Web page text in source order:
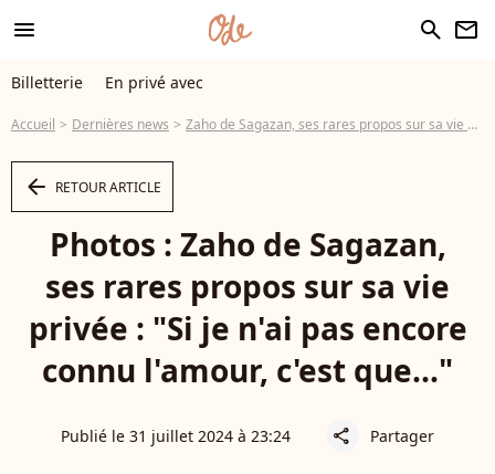
menu search newsletter
Billetterie En privé avec
Accueil Dernières news Zaho de Sagazan, ses rares propos sur sa vie privée : "Si je n'ai pas encore connu l'amour, c'est que..."
arrow_left RETOUR ARTICLE
Photos : Zaho de Sagazan,
ses rares propos sur sa vie
privée : "Si je n'ai pas encore
connu l'amour, c'est que..."
Publié le 31 juillet 2024 à 23:24 share Partager